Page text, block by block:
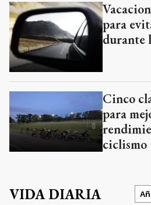
para
durante
Cinco
para
ciclismo
VIDA DIARIA